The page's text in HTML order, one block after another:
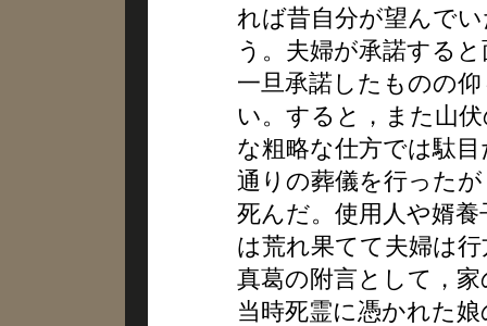
れば昔自分が望んで
う。夫婦が承諾する
一旦承諾したものの
い。すると，また山
な粗略な仕方では駄
通りの葬儀を行った
死んだ。使用人や婿
は荒れ果てて夫婦は
真葛の附言として，
当時死霊に憑かれた